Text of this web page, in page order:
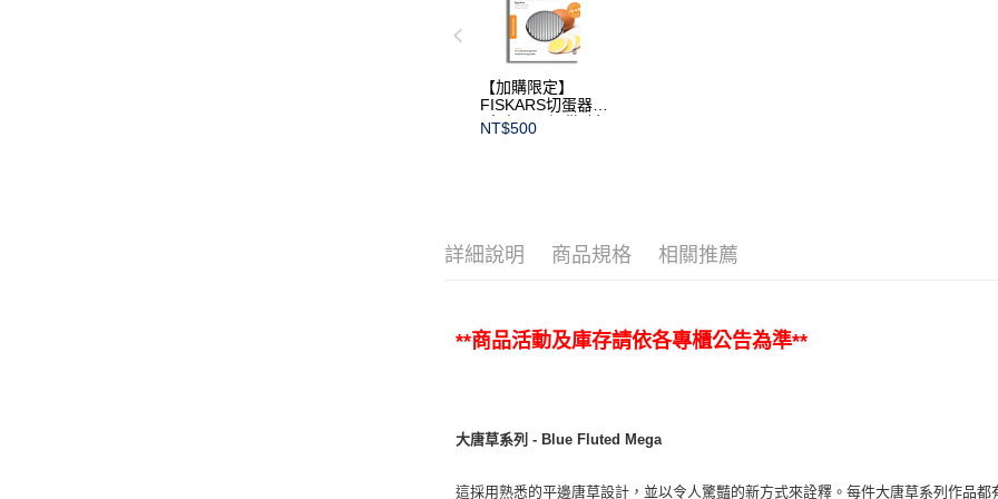
【加購限定】
FISKARS切蛋器
(本商品不提供破損
保證)
NT$500
詳細說明 商品規格 相關推薦
**商品活動及庫存請依各專櫃公告為準**
大唐草系列 - Blue Fluted Mega
這採用熟悉的平邊唐草設計，並以令人驚豔的新方式來詮釋。每件大唐草系列作品都